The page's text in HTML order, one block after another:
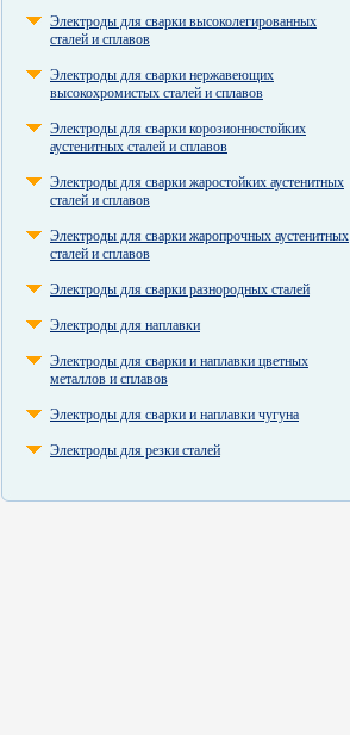
Электроды для сварки высоколегированных
сталей и сплавов
Электроды для сварки нержавеющих
высокохромистых сталей и сплавов
Электроды для сварки корозионностойких
аустенитных сталей и сплавов
Электроды для сварки жаростойких аустенитных
сталей и сплавов
Электроды для сварки жаропрочных аустенитных
сталей и сплавов
Электроды для сварки разнородных сталей
Электроды для наплавки
Электроды для сварки и наплавки цветных
металлов и сплавов
Электроды для сварки и наплавки чугуна
Электроды для резки сталей